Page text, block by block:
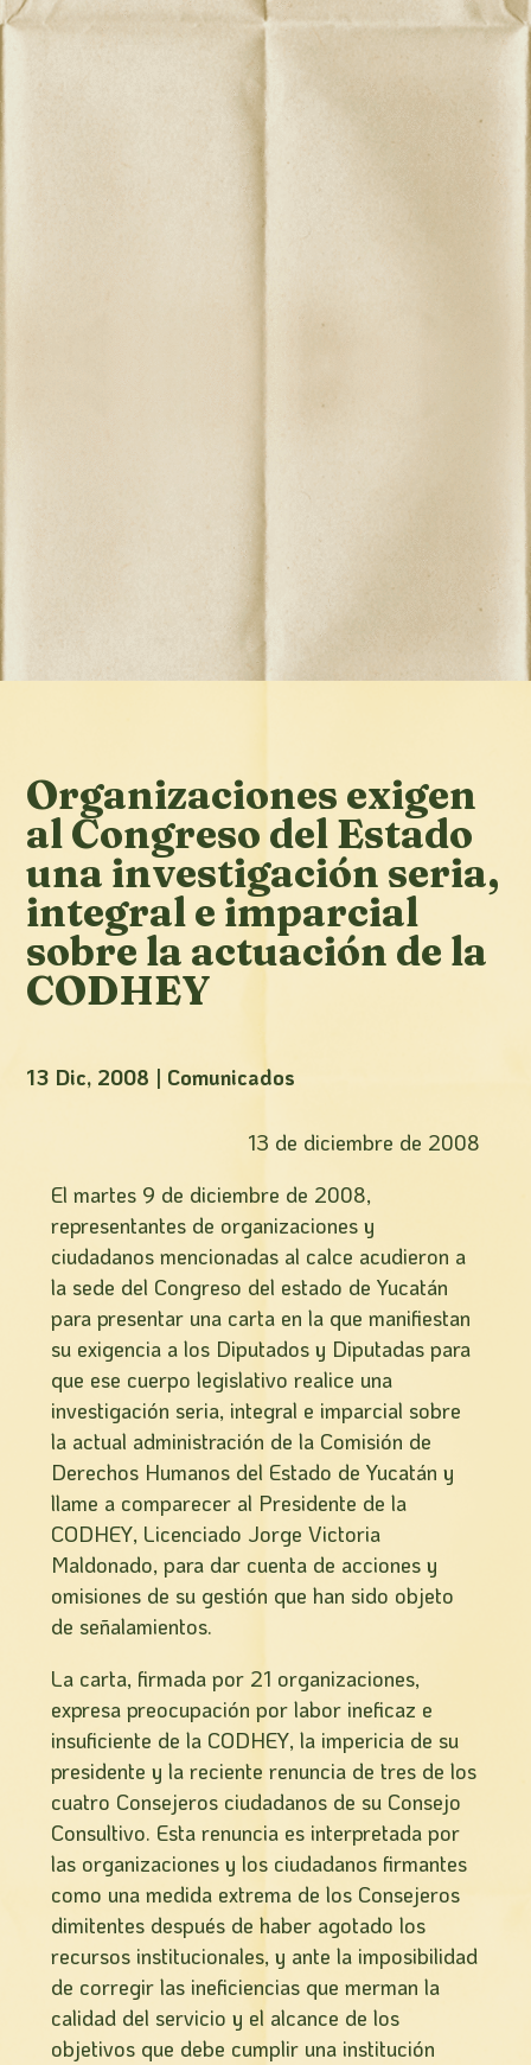
Organizaciones exigen
al Congreso del Estado
una investigación seria,
integral e imparcial
sobre la actuación de la
CODHEY
13 Dic, 2008 | Comunicados
13 de diciembre de 2008
El martes 9 de diciembre de 2008,
representantes de organizaciones y
ciudadanos mencionadas al calce acudieron a
la sede del Congreso del estado de Yucatán
para presentar una carta en la que manifiestan
su exigencia a los Diputados y Diputadas para
que ese cuerpo legislativo realice una
investigación seria, integral e imparcial sobre
la actual administración de la Comisión de
Derechos Humanos del Estado de Yucatán y
llame a comparecer al Presidente de la
CODHEY, Licenciado Jorge Victoria
Maldonado, para dar cuenta de acciones y
omisiones de su gestión que han sido objeto
de señalamientos.
La carta, firmada por 21 organizaciones,
expresa preocupación por labor ineficaz e
insuficiente de la CODHEY, la impericia de su
presidente y la reciente renuncia de tres de los
cuatro Consejeros ciudadanos de su Consejo
Consultivo. Esta renuncia es interpretada por
las organizaciones y los ciudadanos firmantes
como una medida extrema de los Consejeros
dimitentes después de haber agotado los
recursos institucionales, y ante la imposibilidad
de corregir las ineficiencias que merman la
calidad del servicio y el alcance de los
objetivos que debe cumplir una institución